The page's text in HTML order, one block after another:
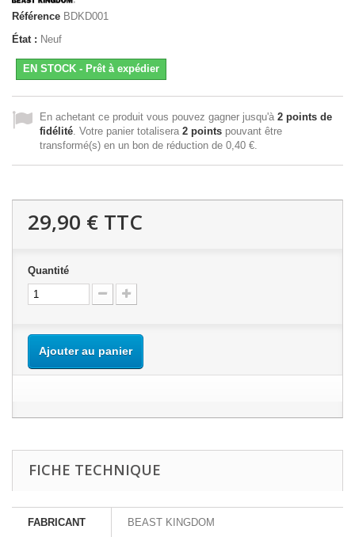
Référence BDKD001
État : Neuf
EN STOCK - Prêt à expédier
En achetant ce produit vous pouvez gagner jusqu'à 2 points de
fidélité . Votre panier totalisera 2 points pouvant être
transformé(s) en un bon de réduction de 0,40 €
29,90 € TTC
Quantité
Ajouter au panier
FICHE TECHNIQUE
FABRICANT BEAST KINGDOM